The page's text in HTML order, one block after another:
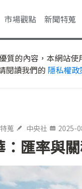
市場觀點 新聞特蒐
質的內容，本網站
閱讀我們的 隱私權政
蒐 中央社 2025-
：匯率與